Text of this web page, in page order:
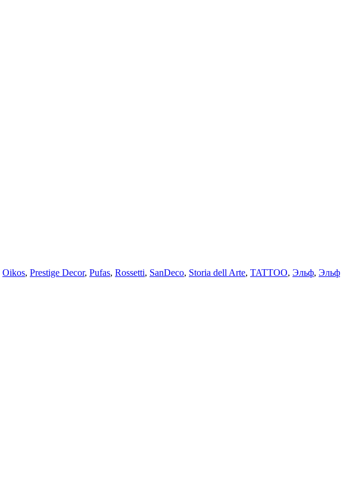
Oikos, Prestige Decor, Pufas, Rossetti, SanDeco, Storia dell Arte, TATTOO, Эльф, Эльф